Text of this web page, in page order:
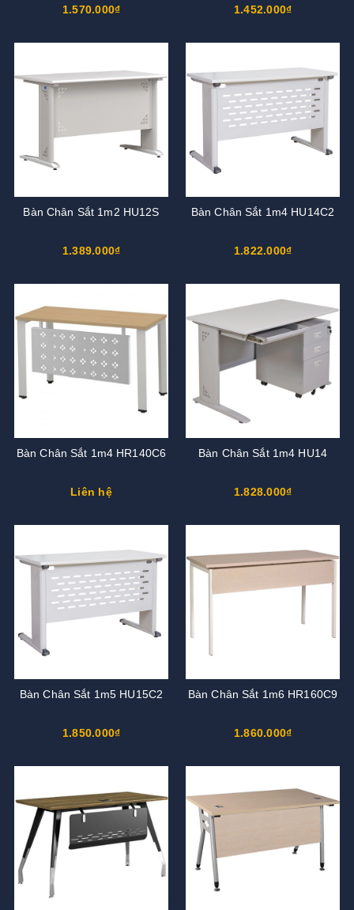
1.570.000₫
1.452.000₫
Bàn Chân Sắt 1m2 HU12S
1.389.000₫
Bàn Chân Sắt 1m4 HU14C2
1.822.000₫
Bàn Chân Sắt 1m4 HR140C6
Liên hệ
Bàn Chân Sắt 1m4 HU14
1.828.000₫
Bàn Chân Sắt 1m5 HU15C2
1.850.000₫
Bàn Chân Sắt 1m6 HR160C9
1.860.000₫